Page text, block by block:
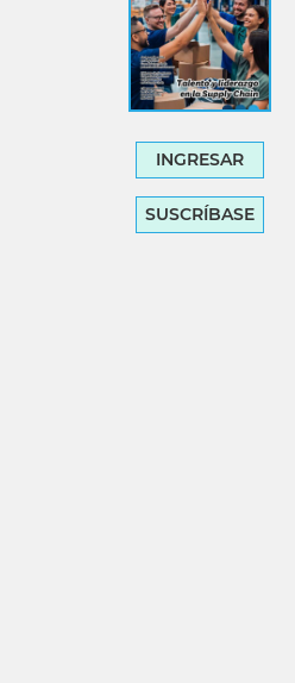
INGRESAR
SUSCRÍBASE